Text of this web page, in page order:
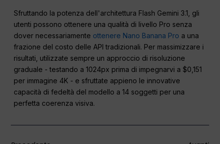
Sfruttando la potenza dell'architettura Flash Gemini 3.1, gli
utenti possono ottenere una qualità di livello Pro senza
dover necessariamente ottenere Nano Banana Pro a una
frazione del costo delle API tradizionali. Per massimizzare i
risultati, utilizzate sempre un approccio di risoluzione
graduale - testando a 1024px prima di impegnarvi a $0,151
per immagine 4K - e sfruttate appieno le innovative
capacità di fedeltà del modello a 14 soggetti per una
perfetta coerenza visiva.